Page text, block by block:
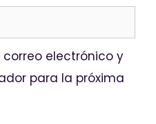
electrónico y
para la próxima